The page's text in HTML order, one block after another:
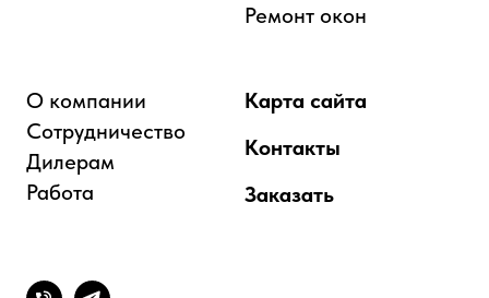
Ремонт окон
О компании
Сотрудничество
Дилерам
Работа
Карта сайта
Контакты
Заказать